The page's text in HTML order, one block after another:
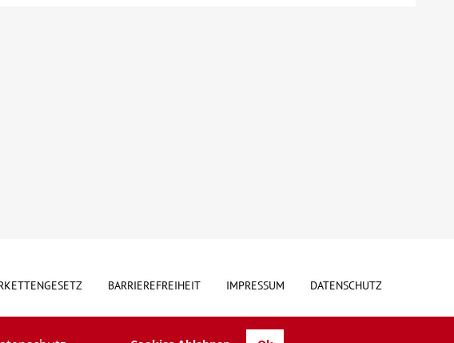
BARRIEREFREIHEIT IMPRESSUM
DATENSCHUTZ